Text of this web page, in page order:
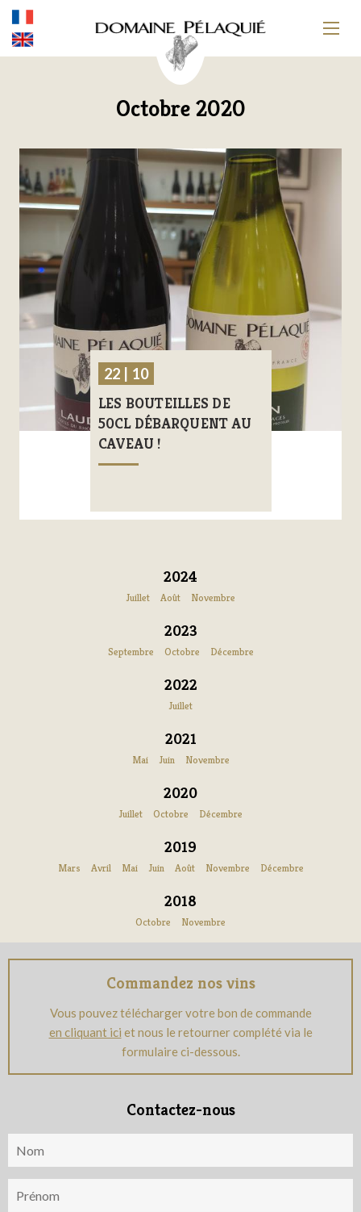
Octobre 2020
22 | 10
LES BOUTEILLES DE
50CL DÉBARQUENT AU
CAVEAU !
2024
Juillet Août Novembre
2023
Septembre Octobre Décembre
2022
Juillet
2021
Mai Juin Novembre
2020
Juillet Octobre Décembre
2019
Mars Avril Mai Juin Août Novembre Décembre
2018
Octobre Novembre
Commandez nos vins
Vous pouvez télécharger votre bon de commande
en cliquant ici et nous le retourner complété via le
formulaire ci-dessous.
Contactez-nous
Nom
Prénom